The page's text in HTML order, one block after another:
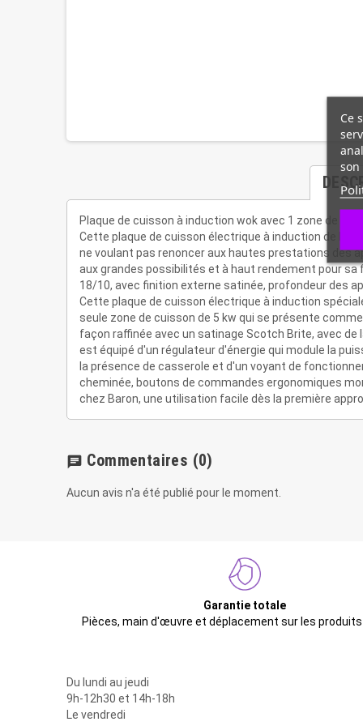
Plaque de cuisson à induction wok avec 1 zone de
Cette plaque de cuisson électrique à induction de
ne voulant pas renoncer aux hautes prestations des
aux grandes possibilités et à haut rendement pour
18/10, avec finition externe satinée, profondeur des
Cette plaque de cuisson électrique à induction
seule zone de cuisson de 5 kw qui se présente
façon raffinée avec un satinage Scotch Brite, avec
est équipé d'un régulateur d'énergie qui module la
la présence de casserole et d'un voyant de
cheminée, boutons de commandes ergonomiques
chez Baron, une utilisation facile dès la première
chat Commentaires (0)
Aucun avis n'a été publié pour le moment.
Garantie totale
Pièces, main d'œuvre et déplacement sur les
Du lundi au jeudi
9h-12h30 et 14h-18h
Le vendredi
Ce
son